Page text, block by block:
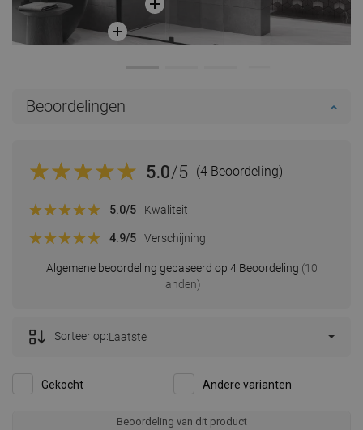
Beoordelingen
5.0/5 (4 Beoordeling)
Algemene beoordeling gebaseerd op 4 Beoordeling (10
landen)
5.0/5 Kwaliteit
4.9/5 Verschijning
Gekocht Andere varianten
Sorteer op:Laatste
Beoordeling van dit product